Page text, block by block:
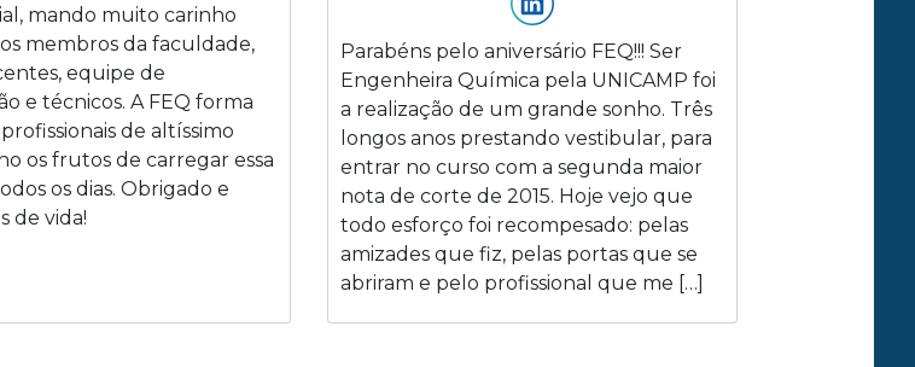
mando muito carinho
membros da faculdade,
equipe de
e técnicos. A FEQ forma
de altíssimo
os frutos de carregar essa
os dias. Obrigado e
de vida!
Parabéns pelo aniversário FEQ!!! Ser
Engenheira Química pela UNICAMP foi
a realização de um grande sonho. Três
longos anos prestando vestibular, para
entrar no curso com a segunda maior
nota de corte de 2015. Hoje vejo que
todo esforço foi recompesado: pelas
amizades que fiz, pelas portas que se
abriram e pelo profissional que me […]